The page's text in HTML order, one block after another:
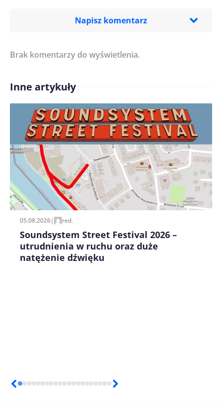
Napisz komentarz
Treść komentarza*
Imię/ Nick*
Zapamiętaj moje dane w tej przeglądarce podczas
pisania kolejnych komentarzy.
Brak komentarzy do wyświetlenia.
Inne artykuły
05.08.2026| red.
Soundsystem Street Festival 2026 –
utrudnienia w ruchu oraz duże
natężenie dźwięku